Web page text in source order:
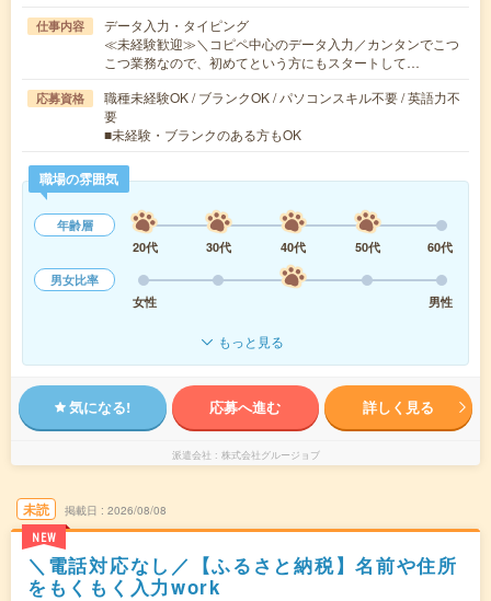
仕事内容
データ入力・タイピング
≪未経験歓迎≫＼コピペ中心のデータ入力／カンタンでこつ
こつ業務なので、初めてという方にもスタートして…
応募資格
職種未経験OK / ブランクOK / パソコンスキル不要 / 英語力不
要
■未経験・ブランクのある方もOK
職場の雰囲気
年齢層
20代
30代 40代 50代
60代
男女比率
女性
男性
もっと見る
気になる! 応募へ進む 詳しく見る
派遣会社 株式会社グルージョブ
未読
NEW
掲載日 2026/08/08
＼電話対応なし／【ふるさと納税】名前や住所
をもくもく入力work